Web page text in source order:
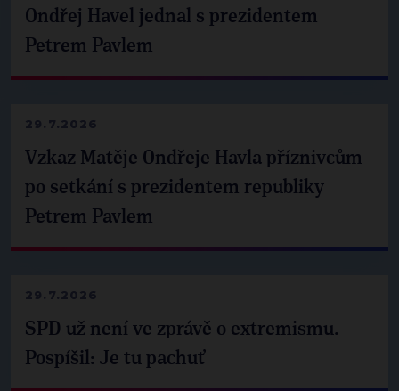
Ondřej Havel jednal s prezidentem
Petrem Pavlem
29.7.2026
Vzkaz Matěje Ondřeje Havla příznivcům
po setkání s prezidentem republiky
Petrem Pavlem
29.7.2026
SPD už není ve zprávě o extremismu.
Pospíšil: Je tu pachuť